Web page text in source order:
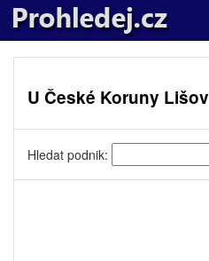
U České Koruny Lišov
Hledat podnik: